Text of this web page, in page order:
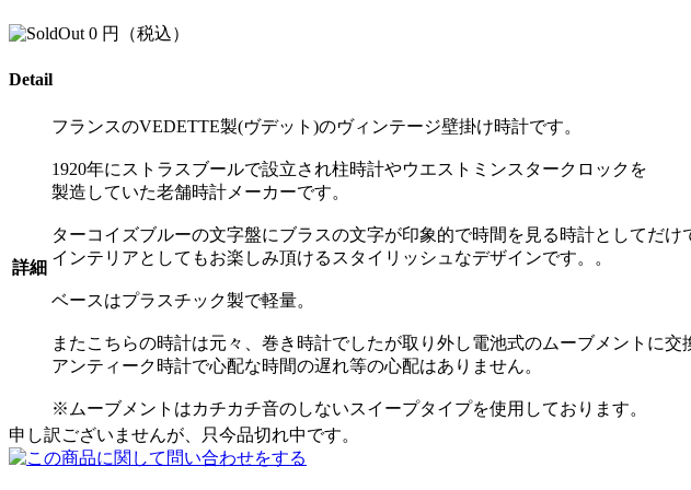
0 円（税込）
Detail
詳細
フランスのVEDETTE製(ヴデット)のヴィンテージ壁掛け時計です。
1920年にストラスブールで設立され柱時計やウエストミンスタークロックを
製造していた老舗時計メーカーです。
ターコイズブルーの文字盤にブラスの文字が印象的で時間を見る時計としてだけ
インテリアとしてもお楽しみ頂けるスタイリッシュなデザインです。。
ベースはプラスチック製で軽量。
またこちらの時計は元々、巻き時計でしたが取り外し電池式のムーブメントに交
アンティーク時計で心配な時間の遅れ等の心配はありません。
※ムーブメントはカチカチ音のしないスイープタイプを使用しております。
申し訳ございませんが、只今品切れ中です。